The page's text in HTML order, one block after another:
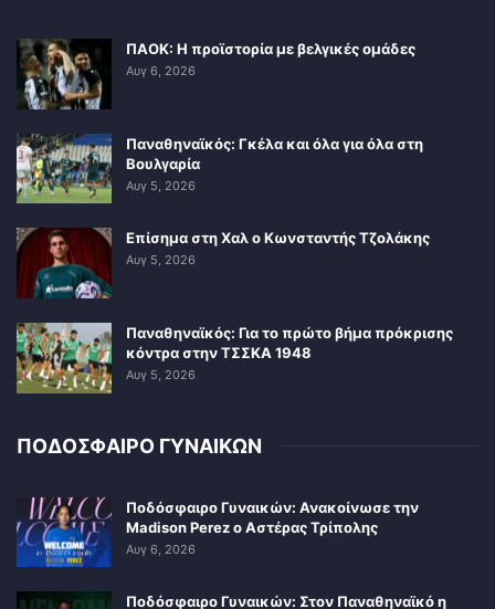
ΠΑΟΚ: Η προϊστορία με βελγικές ομάδες
Αυγ 6, 2026
Παναθηναϊκός: Γκέλα και όλα για όλα στη
Βουλγαρία
Αυγ 5, 2026
Επίσημα στη Χαλ ο Κωνσταντής Τζολάκης
Αυγ 5, 2026
Παναθηναϊκός: Για το πρώτο βήμα πρόκρισης
κόντρα στην ΤΣΣΚΑ 1948
Αυγ 5, 2026
ΠΟΔΟΣΦΑΙΡΟ ΓΥΝΑΙΚΩΝ
Ποδόσφαιρο Γυναικών: Ανακοίνωσε την
Madison Perez ο Αστέρας Τρίπολης
Αυγ 6, 2026
Ποδόσφαιρο Γυναικών: Στον Παναθηναϊκό η